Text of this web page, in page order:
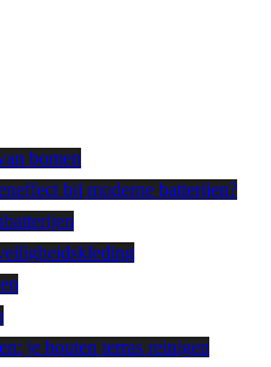
bomen
bij moderne batterijen?
je houten terras reinigen